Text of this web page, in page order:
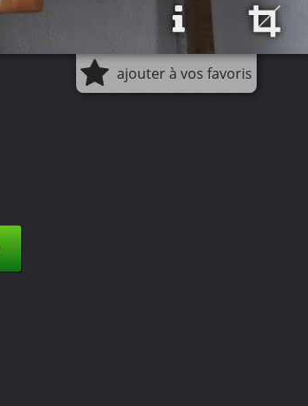
ajouter à vos favoris